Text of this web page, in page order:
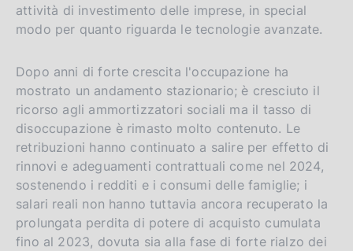
attività di investimento delle imprese, in special
modo per quanto riguarda le tecnologie avanzate.
Dopo anni di forte crescita l'occupazione ha
mostrato un andamento stazionario; è cresciuto il
ricorso agli ammortizzatori sociali ma il tasso di
disoccupazione è rimasto molto contenuto. Le
retribuzioni hanno continuato a salire per effetto di
rinnovi e adeguamenti contrattuali come nel 2024,
sostenendo i redditi e i consumi delle famiglie; i
salari reali non hanno tuttavia ancora recuperato la
prolungata perdita di potere di acquisto cumulata
fino al 2023, dovuta sia alla fase di forte rialzo dei